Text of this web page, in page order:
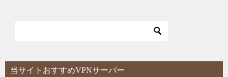
当サイトおすすめVPNサーバー